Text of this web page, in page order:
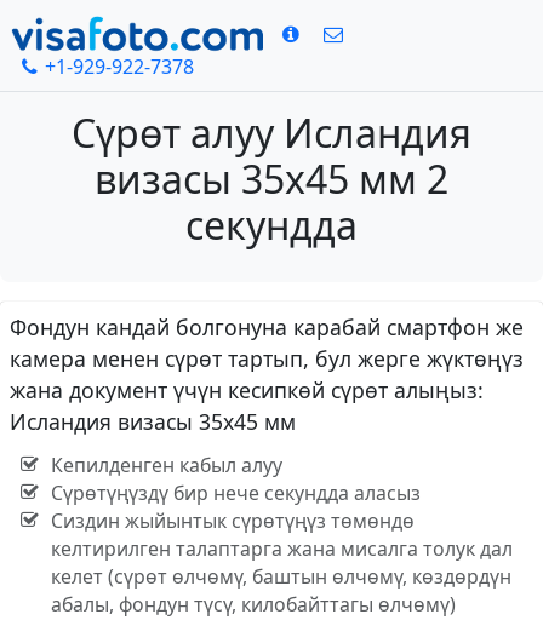
+1-929-922-7378
Сүрөт алуу Исландия
визасы 35x45 мм 2
секундда
Фондун кандай болгонуна карабай смартфон же
камера менен сүрөт тартып, бул жерге жүктөңүз
жана документ үчүн кесипкөй сүрөт алыңыз:
Исландия визасы 35x45 мм
Кепилденген кабыл алуу
Сүрөтүңүздү бир нече секундда аласыз
Сиздин жыйынтык сүрөтүңүз төмөндө
келтирилген талаптарга жана мисалга толук дал
келет (сүрөт өлчөмү, баштын өлчөмү, көздөрдүн
абалы, фондун түсү, килобайттагы өлчөмү)